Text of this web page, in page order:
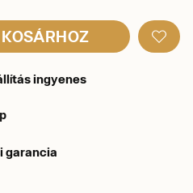
ingyenes
garancia